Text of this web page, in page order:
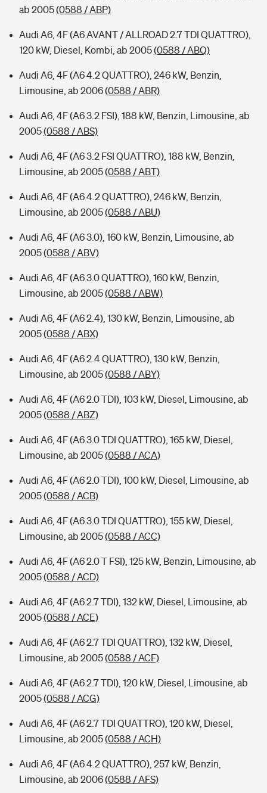
ab 2005(0588 / ABP)
Audi A6, 4F (A6 AVANT / ALLROAD 2.7 TDI QUATTRO),
120 kW, Diesel, Kombi, ab 2005(0588 / ABQ)
Audi A6, 4F (A6 4.2 QUATTRO), 246 kW, Benzin,
Limousine, ab 2006(0588 / ABR)
Audi A6, 4F (A6 3.2 FSI), 188 kW, Benzin, Limousine, ab
2005(0588 / ABS)
Audi A6, 4F (A6 3.2 FSI QUATTRO), 188 kW, Benzin,
Limousine, ab 2005(0588 / ABT)
Audi A6, 4F (A6 4.2 QUATTRO), 246 kW, Benzin,
Limousine, ab 2005(0588 / ABU)
Audi A6, 4F (A6 3.0), 160 kW, Benzin, Limousine, ab
2005(0588 / ABV)
Audi A6, 4F (A6 3.0 QUATTRO), 160 kW, Benzin,
Limousine, ab 2005(0588 / ABW)
Audi A6, 4F (A6 2.4), 130 kW, Benzin, Limousine, ab
2005(0588 / ABX)
Audi A6, 4F (A6 2.4 QUATTRO), 130 kW, Benzin,
Limousine, ab 2005(0588 / ABY)
Audi A6, 4F (A6 2.0 TDI), 103 kW, Diesel, Limousine, ab
2005(0588 / ABZ)
Audi A6, 4F (A6 3.0 TDI QUATTRO), 165 kW, Diesel,
Limousine, ab 2005(0588 / ACA)
Audi A6, 4F (A6 2.0 TDI), 100 kW, Diesel, Limousine, ab
2005(0588 / ACB)
Audi A6, 4F (A6 3.0 TDI QUATTRO), 155 kW, Diesel,
Limousine, ab 2005(0588 / ACC)
Audi A6, 4F (A6 2.0 T FSI), 125 kW, Benzin, Limousine, ab
2005(0588 / ACD)
Audi A6, 4F (A6 2.7 TDI), 132 kW, Diesel, Limousine, ab
2005(0588 / ACE)
Audi A6, 4F (A6 2.7 TDI QUATTRO), 132 kW, Diesel,
Limousine, ab 2005(0588 / ACF)
Audi A6, 4F (A6 2.7 TDI), 120 kW, Diesel, Limousine, ab
2005(0588 / ACG)
Audi A6, 4F (A6 2.7 TDI QUATTRO), 120 kW, Diesel,
Limousine, ab 2005(0588 / ACH)
Audi A6, 4F (A6 4.2 QUATTRO), 257 kW, Benzin,
Limousine, ab 2006(0588 / AFS)